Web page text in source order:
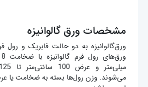
مشخصات ورق‌ گالوانیزه
ورق‌گالوانیزه به دو حالت فابریک و رول